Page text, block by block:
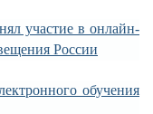
участие в онлайн-
России
обучения